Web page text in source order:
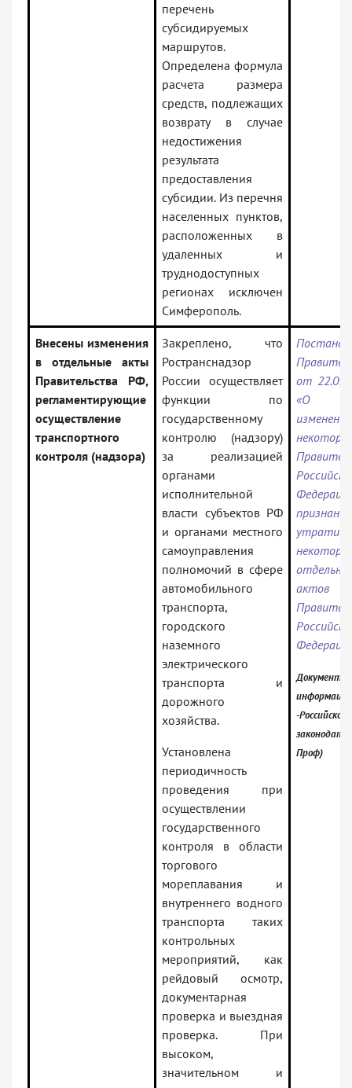
перечень
субсидируемых
маршрутов.
Определена формула
расчета размера
средств, подлежащих
возврату в случае
недостижения
результата
предоставления
субсидии. Из перечня
населенных пунктов,
расположенных в
удаленных и
труднодоступных
регионах исключен
Симферополь.
Внесены изменения
в отдельные акты
Правительства РФ,
регламентирующие
осуществление
транспортного
контроля (надзора)
Закреплено, что
Ространснадзор
России осуществляет
функции по
государственному
контролю (надзору)
за реализацией
органами
исполнительной
власти субъектов РФ
и органами местного
самоуправления
полномочий в сфере
автомобильного
транспорта,
городского
наземного
электрического
транспорта и
дорожного
хозяйства.
Установлена
периодичность
проведения при
осуществлении
государственного
контроля в области
торгового
мореплавания и
внутреннего водного
транспорта таких
контрольных
мероприятий, как
рейдовый осмотр,
документарная
проверка и выездная
проверка. При
высоком,
значительном и
от
«О
признании
актов
Документ
-Российское
Проф)